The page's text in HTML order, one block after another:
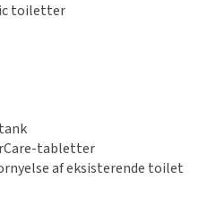
toiletter
tabletter
af eksisterende toilet